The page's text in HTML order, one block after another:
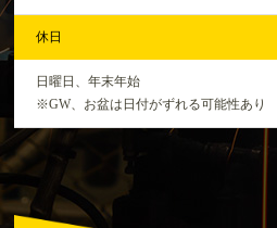
休日
日曜日、年末年始
※GW、お盆は日付がずれる可能性あり